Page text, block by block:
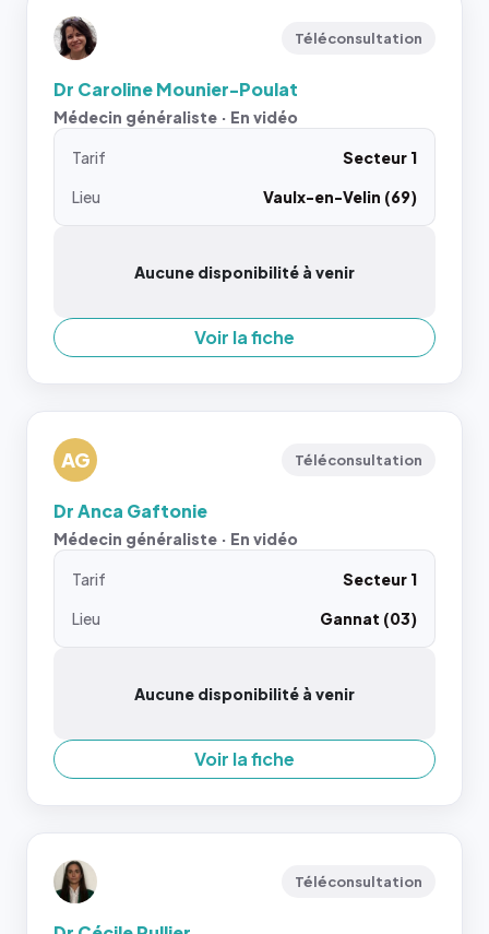
Téléconsultation
Dr Caroline Mounier-Poulat
Médecin généraliste · En vidéo
Tarif
Secteur 1
Lieu
Vaulx-en-Velin (69)
Aucune disponibilité à venir
Voir la fiche
AG Téléconsultation
Dr Anca Gaftonie
Médecin généraliste · En vidéo
Tarif
Secteur 1
Lieu
Gannat (03)
Aucune disponibilité à venir
Voir la fiche
Téléconsultation